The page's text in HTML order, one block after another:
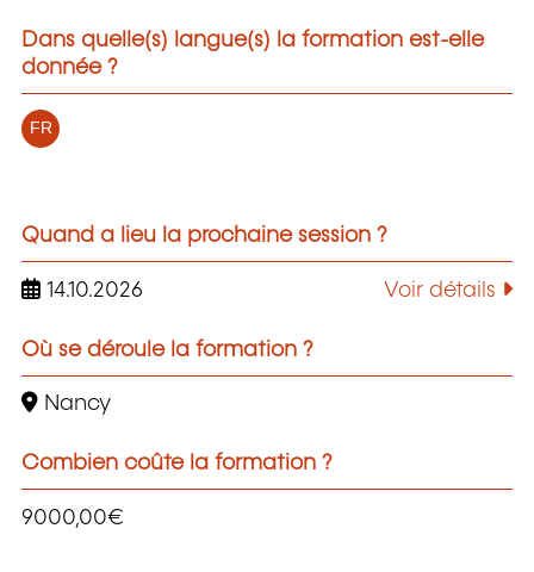
Dans quelle(s) langue(s) la formation est-elle
donnée ?
FR
Quand a lieu la prochaine session ?
14.10.2026 Voir détails
Où se déroule la formation ?
Nancy
Combien coûte la formation ?
9000,00€